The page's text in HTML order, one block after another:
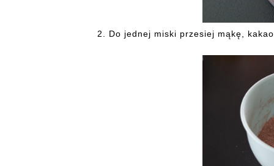
2. Do jednej miski przesiej mąkę,